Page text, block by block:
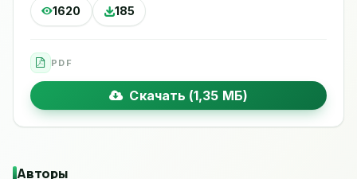
1620 185
PDF
Скачать (1,35 МБ)
Авторы